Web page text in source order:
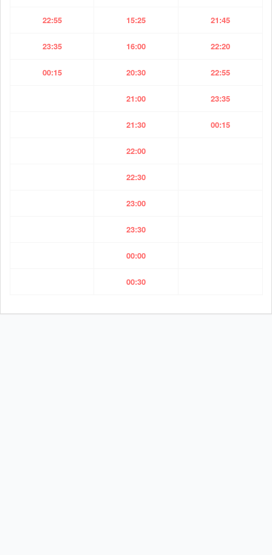
22:55 15:25 21:45
23:35 16:00 22:20
00:15 20:30 22:55
21:00 23:35
21:30 00:15
22:00
22:30
23:00
23:30
00:00
00:30